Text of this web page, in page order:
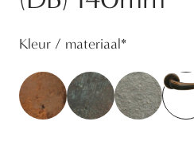
Kleur / materiaal*